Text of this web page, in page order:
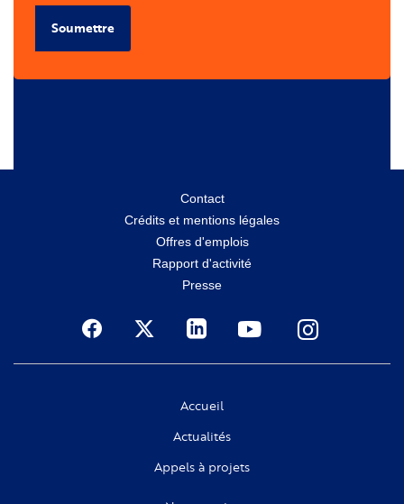
Soumettre
Contact
Crédits et mentions légales
Offres d'emplois
Rapport d'activité
Presse
Social
Accueil
Actualités
Appels à projets